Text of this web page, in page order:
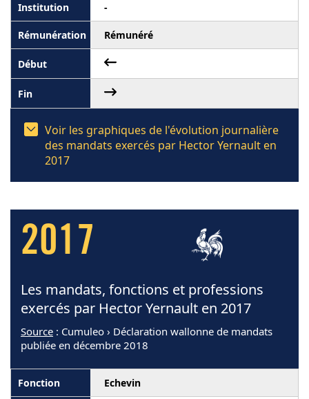
-
Rémunéré
Voir les graphiques de l'évolution journalière
des mandats exercés par Hector Yernault en
2017
2017
Les mandats, fonctions et professions
exercés par Hector Yernault en 2017
Source : Cumuleo › Déclaration wallonne de mandats
publiée en décembre 2018
Echevin